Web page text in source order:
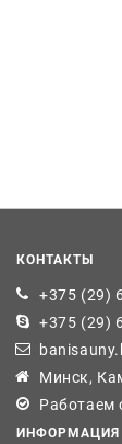
КОНТАКТЫ
+375 (29)
+375 (29)
Минск,
Работаем
ИНФОРМАЦИЯ